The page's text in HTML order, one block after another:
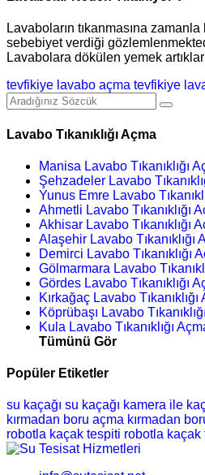
Lavaboların tıkanmasına
sebebiyet verdiği
Lavabolara dökülen yemek
tevfikiye lavabo açma tevfikiye
Lavabo Tıkanıklığı Açma
Manisa Lavabo Tıkanıklığı
Şehzadeler Lavabo
Yunus Emre Lavabo
Ahmetli Lavabo Tıkanıklığı
Akhisar Lavabo Tıkanıklığı
Alaşehir Lavabo Tıkanıklığı
Demirci Lavabo Tıkanıklığı
Gölmarmara Lavabo
Gördes Lavabo Tıkanıklığı
Kırkağaç Lavabo Tıkanıklığı
Köprübaşı Lavabo
Kula Lavabo Tıkanıklığı
Tümünü Gör
Popüler Etiketler
su kaçağı su kaçağı kamera ile
kırmadan boru açma kırmadan
robotla kaçak tespiti robotla kaçak